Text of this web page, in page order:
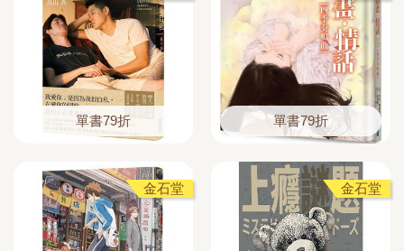
單書79折 單書79折
金石堂 金石堂